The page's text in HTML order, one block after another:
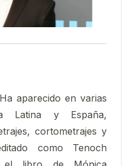
aparecido en varias
Latina y España,
cortometrajes y
como Tenoch